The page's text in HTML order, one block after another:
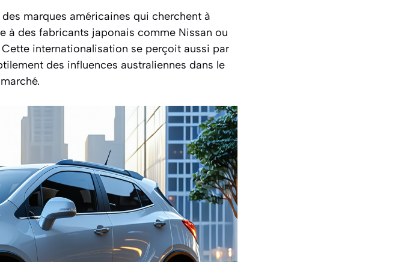
marques américaines qui cherchent à
à des fabricants japonais comme Nissan ou
internationalisation se perçoit aussi par
des influences australiennes dans le